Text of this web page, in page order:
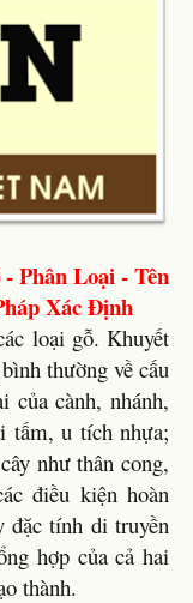
Phân Loại - Tên
Xác Định
loại gỗ. Khuyết
thường về cấu
của cành, nhánh,
tấm, u tích nhựa;
như thân cong,
điều kiện hoàn
đặc tính di truyền
hợp của cả hai
thành.